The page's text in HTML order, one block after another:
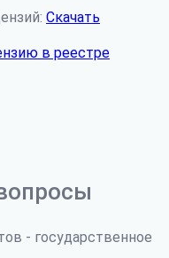
Скачать
в реестре
- государственное